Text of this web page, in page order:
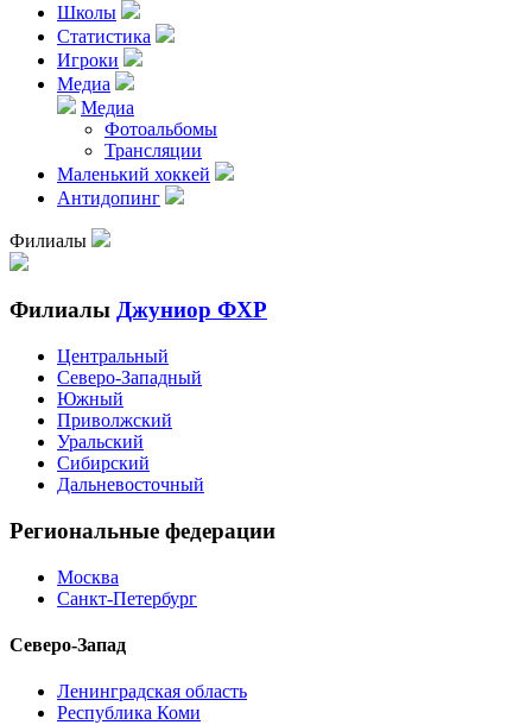
Школы
Статистика
Игроки
Медиа
Медиа
Фотоальбомы
Трансляции
Маленький хоккей
Антидопинг
Филиалы
Филиалы Джуниор ФХР
Центральный
Северо-Западный
Южный
Приволжский
Уральский
Сибирский
Дальневосточный
Региональные федерации
Москва
Санкт-Петербург
Северо-Запад
Ленинградская область
Республика Коми